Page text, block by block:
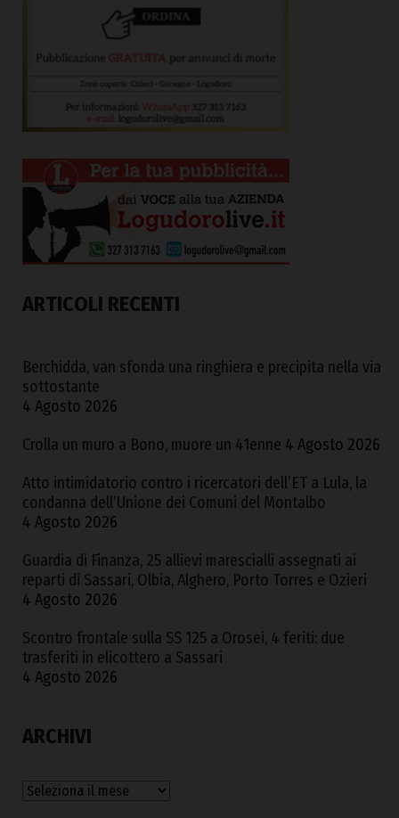
ARTICOLI RECENTI
Berchidda, van sfonda una ringhiera e precipita nella via
sottostante
4 Agosto 2026
Crolla un muro a Bono, muore un 41enne 4 Agosto 2026
Atto intimidatorio contro i ricercatori dell’ET a Lula, la
condanna dell’Unione dei Comuni del Montalbo
4 Agosto 2026
Guardia di Finanza, 25 allievi marescialli assegnati ai
reparti di Sassari, Olbia, Alghero, Porto Torres e Ozieri
4 Agosto 2026
Scontro frontale sulla SS 125 a Orosei, 4 feriti: due
trasferiti in elicottero a Sassari
4 Agosto 2026
ARCHIVI
Archivi